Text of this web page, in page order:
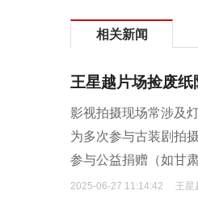
相关新闻
王星越片场捡废纸
影视拍摄现场常涉及
为多次参与古装剧拍
参与公益捐赠（如甘
2025-06-27 11:14:42 王星